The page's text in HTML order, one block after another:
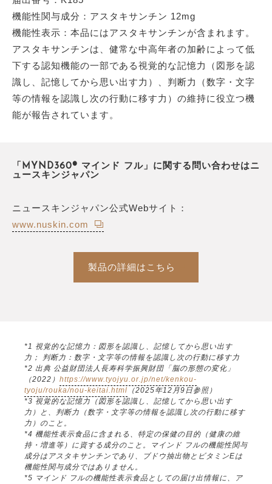
機能性関与成分：アスタキサンチン 12mg
機能性表示：本品にはアスタキサンチンが含まれます。
アスタキサンチンは、健常な中高年者の加齢によって低
下する認知機能の一部である視覚的な記憶力（図形を認
識し、記憶してから思い出す力）、判断力（数字・文字
等の情報を認識し次の行動に移す力）の維持に役立つ機
能が報告されています。
「MYND360® マインド フル」に関する問い合わせはニ
ュースキンジャパン
ニュースキンジャパン公式Webサイト：
www.nuskin.com
製品の詳細はこちら
*1 視覚的な記憶力：図形を認識し、記憶してから思い出す
力； 判断力：数字・文字等の情報を認識し次の行動に移す力
*2 出典 公益財団法人長寿科学振興財団「脳の形態の変化」
（2022） https://www.tyojyu.or.jp/net/kenkou-
tyoju/rouka/nou-keitai.html （2025年12月9日参照）
*3 視覚的な記憶力（図形を認識し、記憶してから思い出す
力）と、判断力（数字・文字等の情報を認識し次の行動に移す
力）のこと。
*4 機能性表示食品に含まれる、特定の保健の目的（健康の維
持・増進等）に資する成分のこと。マインド フルの機能性関与
成分はアスタキサンチンであり、ブドウ抽出物とビタミンEは
機能性関与成分ではありません。
*5 マインド フルの機能性表示食品としての届け出情報に、ア